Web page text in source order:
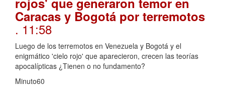
Caracas y Bogotá por terremotos
. 11:58
Luego de los terremotos en Venezuela y Bogotá y el
enigmático 'cielo rojo' que aparecieron, crecen las teorías
apocalípticas ¿Tienen o no fundamento?
Minuto60